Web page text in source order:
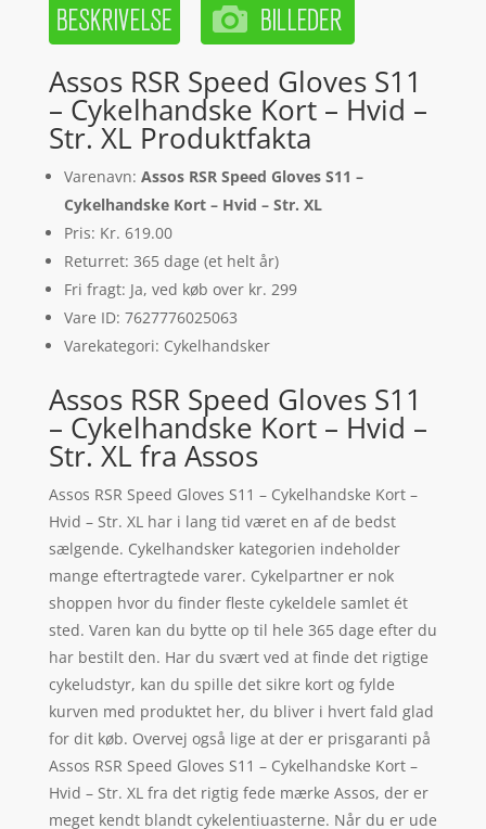
Assos RSR Speed Gloves S11
– Cykelhandske Kort – Hvid –
Str. XL Produktfakta
Varenavn: Assos RSR Speed Gloves S11 –
Cykelhandske Kort – Hvid – Str. XL
Pris: Kr. 619.00
Returret: 365 dage (et helt år)
Fri fragt: Ja, ved køb over kr. 299
Vare ID: 7627776025063
Varekategori: Cykelhandsker
Assos RSR Speed Gloves S11
– Cykelhandske Kort – Hvid –
Str. XL fra Assos
Assos RSR Speed Gloves S11 – Cykelhandske Kort –
Hvid – Str. XL har i lang tid været en af de bedst
sælgende. Cykelhandsker kategorien indeholder
mange eftertragtede varer. Cykelpartner er nok
shoppen hvor du finder fleste cykeldele samlet ét
sted. Varen kan du bytte op til hele 365 dage efter du
har bestilt den. Har du svært ved at finde det rigtige
cykeludstyr, kan du spille det sikre kort og fylde
kurven med produktet her, du bliver i hvert fald glad
for dit køb. Overvej også lige at der er prisgaranti på
Assos RSR Speed Gloves S11 – Cykelhandske Kort –
Hvid – Str. XL fra det rigtig fede mærke Assos, der er
meget kendt blandt cykelentiuasterne. Når du er ude